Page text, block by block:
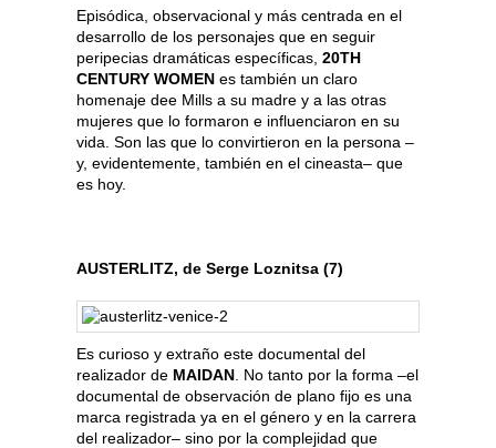
Episódica, observacional y más centrada en el
desarrollo de los personajes que en seguir
peripecias dramáticas específicas, 20TH
CENTURY WOMEN es también un claro
homenaje dee Mills a su madre y a las otras
mujeres que lo formaron e influenciaron en su
vida. Son las que lo convirtieron en la persona –
y, evidentemente, también en el cineasta– que
es hoy.
AUSTERLITZ, de Serge Loznitsa (7)
Es curioso y extraño este documental del
realizador de MAIDAN . No tanto por la forma –el
documental de observación de plano fijo es una
marca registrada ya en el género y en la carrera
del realizador– sino por la complejidad que